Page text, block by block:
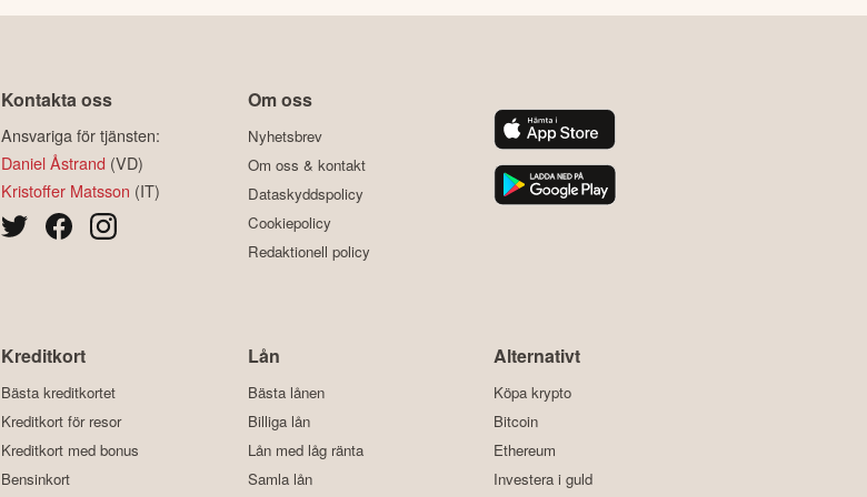
Kontakta oss
Ansvariga för tjänsten:
Daniel Åstrand (VD)
Kristoffer Matsson (IT)
Om oss
Nyhetsbrev
Om oss & kontakt
Dataskyddspolicy
Cookiepolicy
Redaktionell policy
Kreditkort
Bästa kreditkortet
Kreditkort för resor
Kreditkort med bonus
Bensinkort
Lån
Bästa lånen
Billiga lån
Lån med låg ränta
Samla lån
Alternativt
Köpa krypto
Bitcoin
Ethereum
Investera i guld